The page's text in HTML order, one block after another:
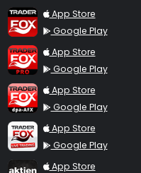
TraderFox App
App Store
Google Play
TraderFox Pro
App Store
Google Play
TraderFox dpa-AFX ProFeed
App Store
Google Play
TraderFox Live Trading
App Store
Google Play
TraderFox aktien Magazin
App Store